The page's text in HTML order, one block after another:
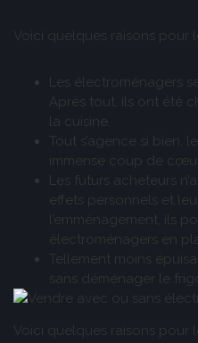
Voici quelques raisons pour
Les électroménagers
Après tout, ils ont été
la cuisine.
Tout s’agence si bien,
immense coup de
Les futurs acheteurs
effets personnels et
l’emménagement, ils
électroménagers en
Tellement moins
sans déménager le
Voici quelques raisons pour